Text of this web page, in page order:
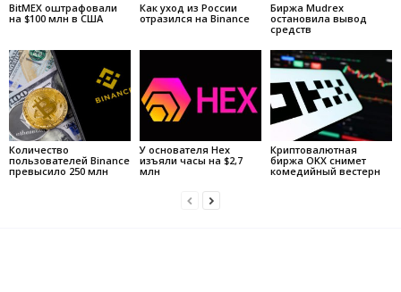
BitMEX оштрафовали
на $100 млн в США
Как уход из России
отразился на Binance
Биржа Mudrex
остановила вывод
средств
Количество
пользователей Binance
превысило 250 млн
У основателя Hex
изъяли часы на $2,7
млн
Криптовалютная
биржа OKX снимет
комедийный вестерн